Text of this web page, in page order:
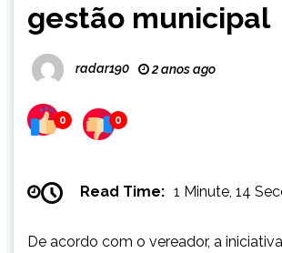
gestão municipal
radar190 2 anos ago
0 0
Read Time: 1 Minute, 14
De acordo com o vereador, a